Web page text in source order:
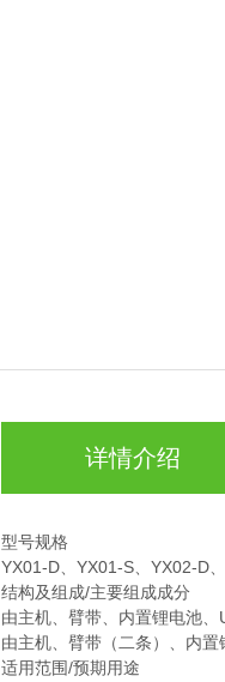
详情介绍
型号规格
YX01-D、YX01-S、YX02-D
结构及组成/主要组成成分
由主机、臂带、内置锂电池
由主机、臂带（二条）、内置
适用范围/预期用途